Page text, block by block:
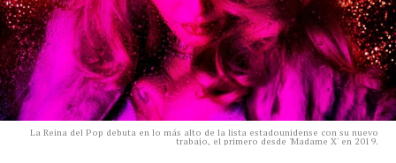
La Reina del Pop debuta en lo más alto de la lista estadounidense con su nuevo
trabajo, el primero desde 'Madame X' en 2019.